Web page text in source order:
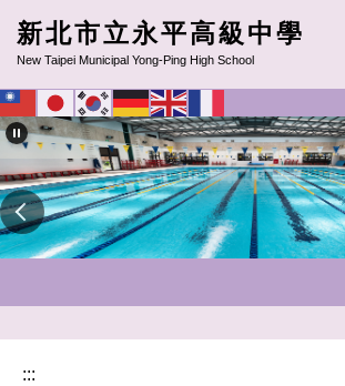
跳
到
主
要
內
容
區
新北市立永平高級中學
New Taipei Municipal Yong-Ping High School
:::